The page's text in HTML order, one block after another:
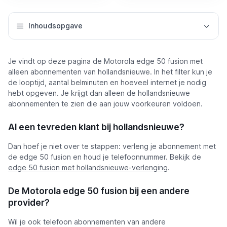
Inhoudsopgave
Je vindt op deze pagina de Motorola edge 50 fusion met
alleen abonnementen van hollandsnieuwe. In het filter kun je
de looptijd, aantal belminuten en hoeveel internet je nodig
hebt opgeven. Je krijgt dan alleen de hollandsnieuwe
abonnementen te zien die aan jouw voorkeuren voldoen.
Al een tevreden klant bij hollandsnieuwe?
Dan hoef je niet over te stappen: verleng je abonnement met
de edge 50 fusion en houd je telefoonnummer. Bekijk de
edge 50 fusion met hollandsnieuwe-verlenging.
De Motorola edge 50 fusion bij een andere
provider?
Wil je ook telefoon abonnementen van andere